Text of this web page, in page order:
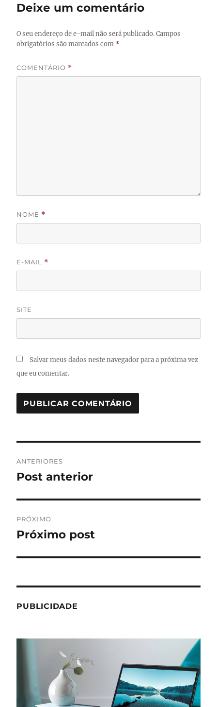
Deixe um comentário
O seu endereço de e-mail não será publicado. Campos
obrigatórios são marcados com *
COMENTÁRIO *
NOME *
E-MAIL *
SITE
Salvar meus dados neste navegador para a próxima vez
que eu comentar.
de
ANTERIORES
Post
Post anterior
PRÓXIMO
Próximo
Próximo post
PUBLICIDADE